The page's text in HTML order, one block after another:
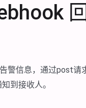
警信息，通过post请
到接收人。